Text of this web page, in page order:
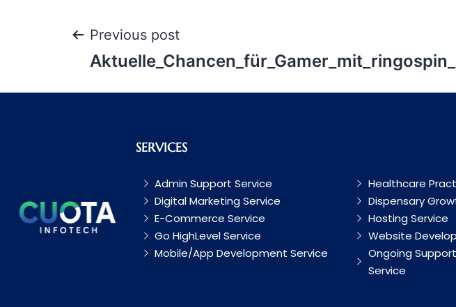
Previous post
SERVICES
Admin Support Service
Digital Marketing Service
E-Commerce Service
Go HighLevel Service
Mobile/App Development Service
Healthcare
Dispensary
Hosting Service
Website
Ongoing
Service